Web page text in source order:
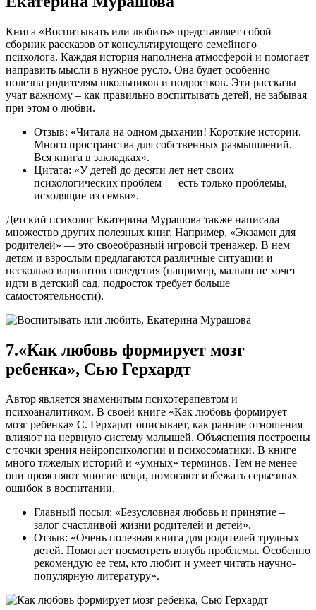
Книга «Воспитывать или любить» представляет собой
сборник рассказов от консультирующего семейного
психолога. Каждая история наполнена атмосферой и помогает
направить мысли в нужное русло. Она будет особенно
полезна родителям школьников и подростков. Эти рассказы
учат важному – как правильно воспитывать детей, не забывая
при этом о любви.
Отзыв: «Читала на одном дыхании! Короткие истории.
Много пространства для собственных размышлений.
Вся книга в закладках».
Цитата: «У детей до десяти лет нет своих
психологических проблем — есть только проблемы,
исходящие из семьи».
Детский психолог Екатерина Мурашова также написала
множество других полезных книг. Например, «Экзамен для
родителей» — это своеобразный игровой тренажер. В нем
детям и взрослым предлагаются различные ситуации и
несколько вариантов поведения (например, малыш не хочет
идти в детский сад, подросток требует больше
самостоятельности).
7.«Как любовь формирует мозг
ребенка», Сью Герхардт
Автор является знаменитым психотерапевтом и
психоаналитиком. В своей книге «Как любовь формирует
мозг ребенка» С. Герхардт описывает, как ранние отношения
влияют на нервную систему малышей. Объяснения построены
с точки зрения нейропсихологии и психосоматики. В книге
много тяжелых историй и «умных» терминов. Тем не менее
они проясняют многие вещи, помогают избежать серьезных
ошибок в воспитании.
Главный посыл: «Безусловная любовь и принятие –
залог счастливой жизни родителей и детей».
Отзыв: «Очень полезная книга для родителей трудных
детей. Помогает посмотреть вглубь проблемы. Особенно
рекомендую ее тем, кто любит и умеет читать научно-
популярную литературу».